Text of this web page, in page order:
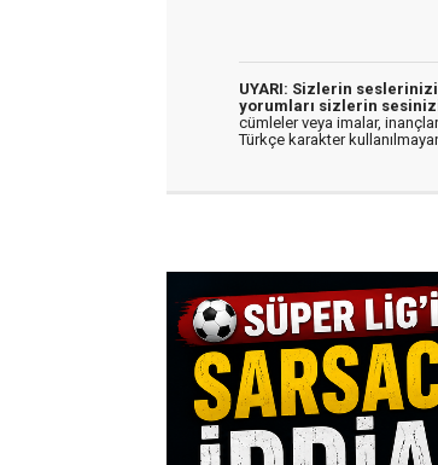
UYARI: Sizlerin
yorumları sizlerin
cümleler veya imalar,
Türkçe karakter